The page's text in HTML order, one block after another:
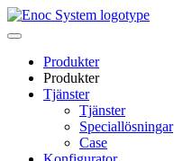
Skip
to
Produkter
Produkter
Tjänster
Tjänster
Speciallösningar
Case